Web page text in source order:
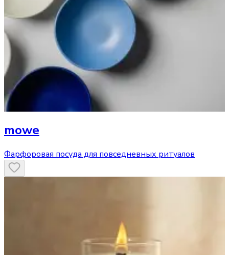
mowe
Фарфоровая посуда для повседневных ритуалов